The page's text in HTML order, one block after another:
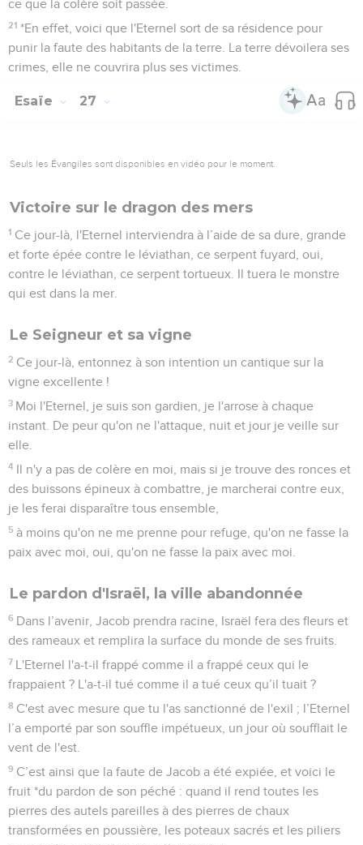
ce que la colère soit passée.
21 *En effet, voici que l'Eternel sort de sa résidence pour
punir la faute des habitants de la terre. La terre dévoilera ses
crimes, elle ne couvrira plus ses victimes.
Esaïe 27
Seuls les Évangiles sont disponibles en vidéo pour le moment.
Victoire sur le dragon des mers
1 Ce jour-là, l'Eternel interviendra à l’aide de sa dure, grande
et forte épée contre le léviathan, ce serpent fuyard, oui,
contre le léviathan, ce serpent tortueux. Il tuera le monstre
qui est dans la mer.
Le Seigneur et sa vigne
2 Ce jour-là, entonnez à son intention un cantique sur la
vigne excellente !
3 Moi l'Eternel, je suis son gardien, je l'arrose à chaque
instant. De peur qu'on ne l'attaque, nuit et jour je veille sur
elle.
4 Il n'y a pas de colère en moi, mais si je trouve des ronces et
des buissons épineux à combattre, je marcherai contre eux,
je les ferai disparaître tous ensemble,
5 à moins qu'on ne me prenne pour refuge, qu'on ne fasse la
paix avec moi, oui, qu'on ne fasse la paix avec moi.
Le pardon d'Israël, la ville abandonnée
6 Dans l’avenir, Jacob prendra racine, Israël fera des fleurs et
des rameaux et remplira la surface du monde de ses fruits.
7 L'Eternel l'a-t-il frappé comme il a frappé ceux qui le
frappaient ? L'a-t-il tué comme il a tué ceux qu’il tuait ?
8 C'est avec mesure que tu l'as sanctionné de l'exil ; l’Eternel
l’a emporté par son souffle impétueux, un jour où soufflait le
vent de l'est.
9 C’est ainsi que la faute de Jacob a été expiée, et voici le
fruit *du pardon de son péché : quand il rend toutes les
pierres des autels pareilles à des pierres de chaux
transformées en poussière, les poteaux sacrés et les piliers